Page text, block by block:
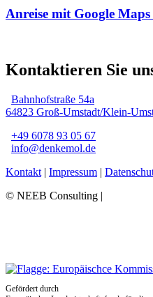
Anreise mit Google Maps
Kontaktieren Sie
Bahnhofstraße 54a
64823 Groß-Umstadt/Klein-
+49 6078 93 05 67
info@denkemol.de
Kontakt | Impressum |
© NEEB Consulting |
Gefördert durch